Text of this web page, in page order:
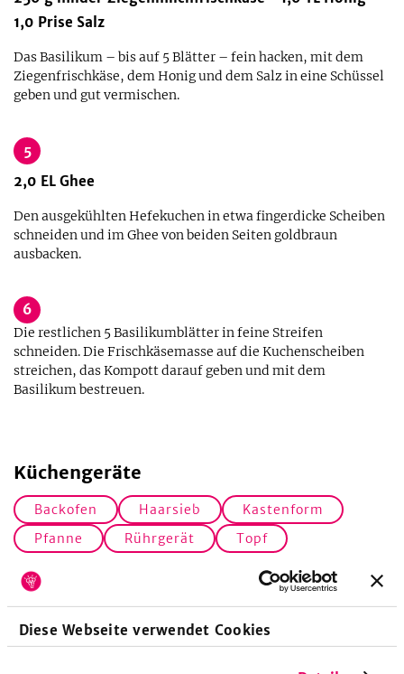
Diese Webseite verwendet Cookies
1,0 Prise Salz
Das Basilikum – bis auf 5 Blätter – fein hacken, mit dem
Ziegenfrischkäse, dem Honig und dem Salz in eine Schüssel
geben und gut vermischen.
5
2,0 EL Ghee
Den ausgekühlten Hefekuchen in etwa fingerdicke Scheiben
schneiden und im Ghee von beiden Seiten goldbraun
ausbacken.
6
Die restlichen 5 Basilikumblätter in feine Streifen
schneiden. Die Frischkäsemasse auf die Kuchenscheiben
streichen, das Kompott darauf geben und mit dem
Basilikum bestreuen.
Küchengeräte
Backofen Haarsieb
Kastenform
Pfanne
Rührgerät Topf
Zubereitungsdauer